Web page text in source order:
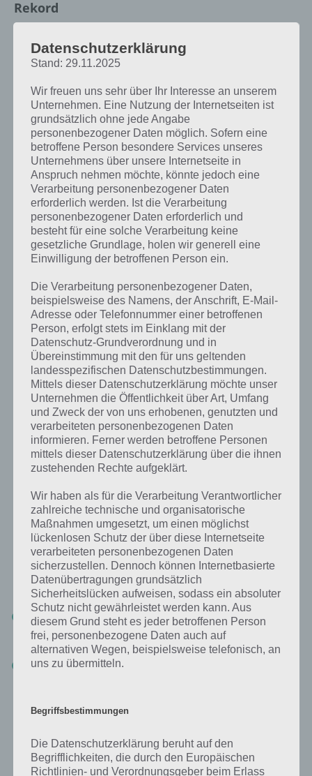
Rekord
allererst empfehlen wir euch Sonic zu nutzen, denn dieser springt
beträchtlich höher als Tails. Zudem solltet ihr darauf achten so wenig
Gegner, auch wenn ihr auf diese springt, nicht getötet, sondern ihr
selber. Das kostet Zeit. entsprechend sollten die Plattformen
bestmöglich genutzt werden.
Des Weiteren solltet ihr euren Charakter stetig upgraden, zumindest
denjenigen, den ihr am liebsten spielt. Wenn dies Tails ist (siehe
Screenshot) lohnt es sich die einzelnen Power-Ups zu verbessern. Im
Übrigen verfügt Sonic über teils andere Power-Ups, sodass seine
Stärken anders zu tragen kommen als die von Tails.
Euren häufig verwendetetn Charakter in Sonic Jump
Fever solltet ihr bei den Power Ups maximal
upgraden – (c) Sega
Kennst du weitere Tipps, um einen neuen Rekord in Sonic Jump
Fever aufzustellen? Dann melde dich in den Kommentaren. Hier eine
kleine Liste an Tipps:
Booster zu Beginn auswählen: Solltet ihr wirklich auf Highscore
Jagd gehen, empfehlen wir die Booster einsetzen. Jedoch nicht
immer, sondern wirklich nur bei Rekordjagd.
Power-Ups vollständig upgraden: Wie in den Sonic Jump Fever
bekommt ihr den maximalen Ertrag
Rette die Tiere in Sonic Jump Fever
Datenschutzerklärung
Stand: 29.11.2025
Wir freuen uns sehr über Ihr Interesse an unserem
Unternehmen. Eine Nutzung der Internetseiten ist
grundsätzlich ohne jede Angabe
personenbezogener Daten möglich. Sofern eine
betroffene Person besondere Services unseres
Unternehmens über unsere Internetseite in
Anspruch nehmen möchte, könnte jedoch eine
Verarbeitung personenbezogener Daten
erforderlich werden. Ist die Verarbeitung
personenbezogener Daten erforderlich und
besteht für eine solche Verarbeitung keine
gesetzliche Grundlage, holen wir generell eine
Einwilligung der betroffenen Person ein.
Die Verarbeitung personenbezogener Daten,
beispielsweise des Namens, der Anschrift, E-Mail-
Adresse oder Telefonnummer einer betroffenen
Person, erfolgt stets im Einklang mit der
Datenschutz-Grundverordnung und in
Übereinstimmung mit den für uns geltenden
landesspezifischen Datenschutzbestimmungen.
Mittels dieser Datenschutzerklärung möchte unser
Unternehmen die Öffentlichkeit über Art, Umfang
und Zweck der von uns erhobenen, genutzten und
verarbeiteten personenbezogenen Daten
informieren. Ferner werden betroffene Personen
mittels dieser Datenschutzerklärung über die ihnen
zustehenden Rechte aufgeklärt.
Wir haben als für die Verarbeitung Verantwortlicher
zahlreiche technische und organisatorische
Maßnahmen umgesetzt, um einen möglichst
lückenlosen Schutz der über diese Internetseite
verarbeiteten personenbezogenen Daten
sicherzustellen. Dennoch können Internetbasierte
Datenübertragungen grundsätzlich
Sicherheitslücken aufweisen, sodass ein absoluter
Schutz nicht gewährleistet werden kann. Aus
diesem Grund steht es jeder betroffenen Person
frei, personenbezogene Daten auch auf
alternativen Wegen, beispielsweise telefonisch, an
uns zu übermitteln.
Begriffsbestimmungen
Die Datenschutzerklärung beruht auf den
Begrifflichkeiten, die durch den Europäischen
Richtlinien- und Verordnungsgeber beim Erlass